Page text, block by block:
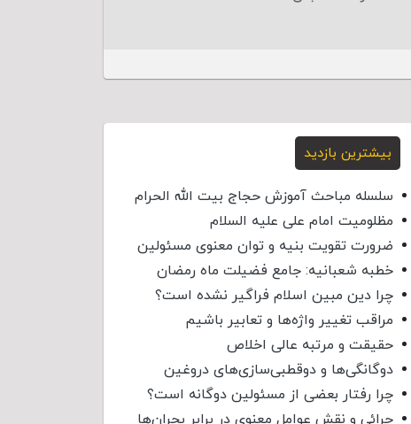
بیشترین بازدید
سلسله مباحث آموزش حجاج بیت الله الحرام
مظلومیت امام علی علیه السلام
ضرورت تقویت بنیه و توان معنوی مسئولین
خطبه شعبانیه: جامع فضیلت ماه رمضان
چرا دین مبین اسلام فراگیر نشده است؟
مراقب تغییر واژه‌ها و تعابیر باشیم
حقیقت و مرتبه عالی اخلاص
دوگانگی‌ها و دوقطبی‌سازی‌های دروغین
چرا رفتار بعضی از مسئولین دوگانه است؟
چرائی و نقش عوامل معنوی در برابر بحران‌ها